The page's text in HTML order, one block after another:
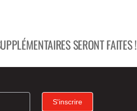
SERONT FAITES !
S'inscrire